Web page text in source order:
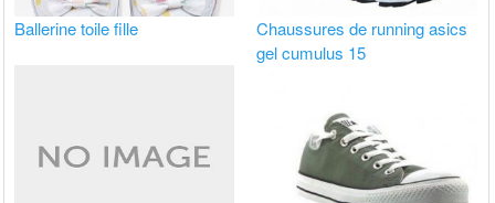
Ballerine toile fille
Chaussures de running asics
gel cumulus 15